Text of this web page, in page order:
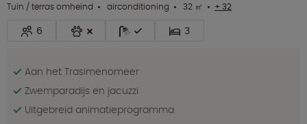
Tuin / terras omheind airconditioning 32 ㎡ + 32
6 3
Aan het Trasimenomeer
Zwemparadijs en jacuzzi
Uitgebreid animatieprogramma